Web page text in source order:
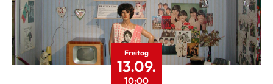
Freitag
13.09.
10:00